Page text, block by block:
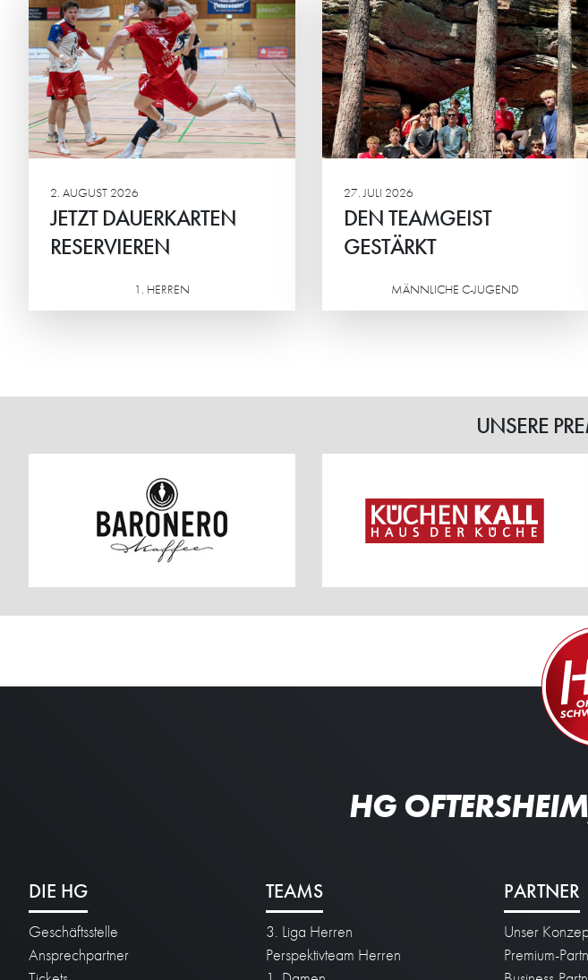
2. AUGUST 2026
JETZT DAUERKARTEN
RESERVIEREN
1. HERREN
27. JULI 2026
DEN TEAMGEIST
GESTÄRKT
MÄNNLICHE C-JUGEND
DEN TEAMGEIST
GESTÄRKT
Die männliche C2 der HG
verbrachte ein actionreiches
Wochenende in der Südpfalz.
STRAHLENDE GESICHTER
BEI JUNG UND ALT
Beim Eltern-Kind-Turnier der HG-
Minis standen vor allem der
gemeinsame Spaß, sportlicher
Ehrgeiz und das Miteinander im
UNSERE
HG
DIE HG
Geschäftsstelle
Ansprechpartner
TEAMS
3. Liga Herren
Perspektivteam Herren
PARTNER
Unser
Premium-